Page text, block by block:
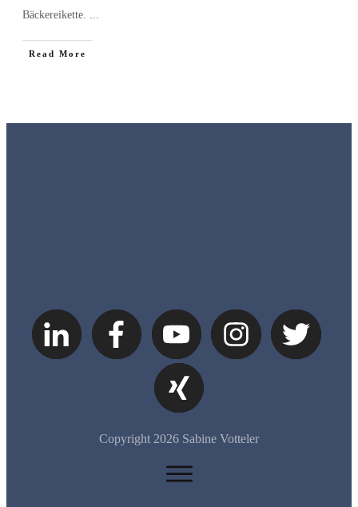
Bäckereikette. ...
​Read More
Copyright 2026 Sabine Votteler